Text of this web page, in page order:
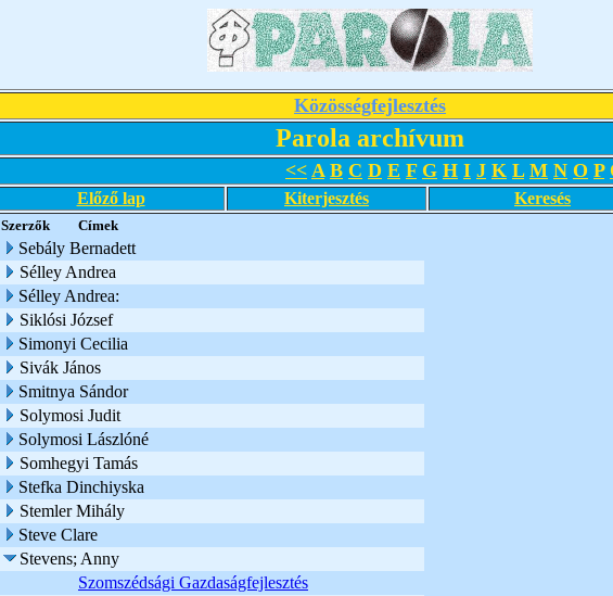
Közösségfejlesztés
Parola archívum
<< A B C D E F G H I J K L M N O P
Előző lap Kiterjesztés Keresés
Szerzők Címek
Sebály Bernadett
Sélley Andrea
Sélley Andrea:
Siklósi József
Simonyi Cecilia
Sivák János
Smitnya Sándor
Solymosi Judit
Solymosi Lászlóné
Somhegyi Tamás
Stefka Dinchiyska
Stemler Mihály
Steve Clare
Stevens; Anny
Szomszédsági Gazdaságfejlesztés